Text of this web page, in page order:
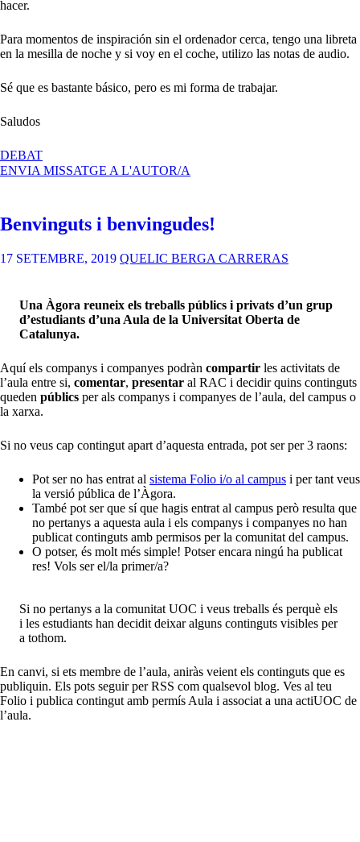
hacer.
Para momentos de inspiración sin el ordenador cerca, tengo una libreta
en la mesilla de noche y si voy en el coche, utilizo las notas de audio.
Sé que es bastante básico, pero es mi forma de trabajar.
Saludos
DEBATA
¿CÓMO
ARTÍSTICO?
ENVIA MISSATGE A L'AUTOR/A
Benvinguts i benvingudes!
17 SETEMBRE, 2019 QUELIC BERGA CARRERAS
Una Àgora reuneix els treballs públics i privats d’un grup
d’estudiants d’una Aula de la Universitat Oberta de
Catalunya.
Aquí els companys i companyes podràn compartir les activitats de
l’aula entre si, comentar, presentar al RAC i decidir quins continguts
queden públics per als companys i companyes de l’aula, del campus o
la xarxa.
Si no veus cap contingut apart d’aquesta entrada, pot ser per 3 raons:
Pot ser no has entrat al sistema Folio i/o al campus i per tant veus
la versió pública de l’Àgora.
També pot ser que sí que hagis entrat al campus però resulta que
no pertanys a aquesta aula i els companys i companyes no han
publicat continguts amb permisos per la comunitat del campus.
O potser, és molt més simple! Potser encara ningú ha publicat
res! Vols ser el/la primer/a?
Si no pertanys a la comunitat UOC i veus treballs és perquè els
i les estudiants han decidit deixar alguns continguts visibles per
a tothom.
En canvi, si ets membre de l’aula, aniràs veient els continguts que es
publiquin. Els pots seguir per RSS com qualsevol blog. Ves al teu
Folio i publica contingut amb permís Aula i associat a una actiUOC de
l’aula.